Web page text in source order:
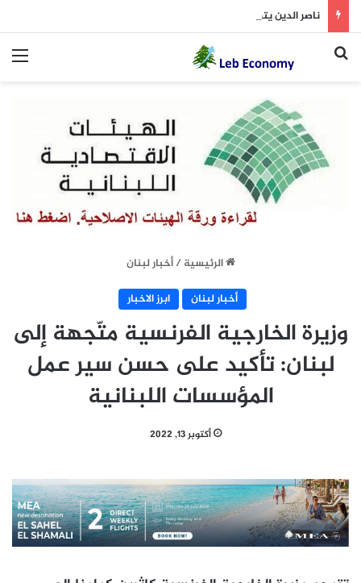
ناصر الدين يتفقد مستشفيين ويعد بزيادة التمويل
بحث عن
الرئيسية / أخبار لبنان
أخبار لبنان
ابرز الاخبار
وزيرة الخارجية الفرنسية متّجهة إلى
لبنان: تأكيد على حسن سير عمل
المؤسسات اللبنانية
أكتوبر 13, 2022